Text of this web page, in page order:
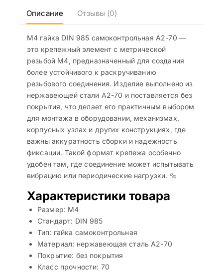
Описание Отзывы (0)
М4 гайка DIN 985 самоконтрольная A2-70 —
это крепежный элемент с метрической
резьбой M4, предназначенный для создания
более устойчивого к раскручиванию
резьбового соединения. Изделие выполнено из
нержавеющей стали A2-70 и поставляется без
покрытия, что делает его практичным выбором
для монтажа в оборудовании, механизмах,
корпусных узлах и других конструкциях, где
важны аккуратность сборки и надежность
фиксации. Такой формат крепежа особенно
удобен там, где соединение может испытывать
вибрацию или периодические нагрузки. 🔩
Характеристики товара
Размер: М4
Стандарт: DIN 985
Тип: гайка самоконтрольная
Материал: нержавеющая сталь A2-70
Покрытие: без покрытия
Класс прочности: 70